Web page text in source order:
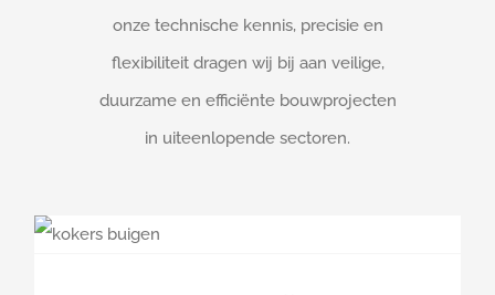
onze technische kennis, precisie en
flexibiliteit dragen wij bij aan veilige,
duurzame en efficiënte bouwprojecten
in uiteenlopende sectoren.